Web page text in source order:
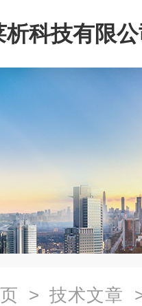
析科技有限
> 技术文章